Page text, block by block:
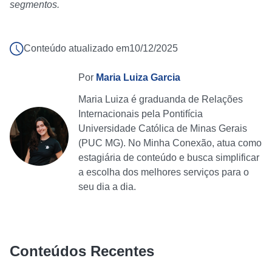
segmentos.
Conteúdo atualizado em10/12/2025
Por Maria Luiza Garcia
Maria Luiza é graduanda de Relações
Internacionais pela Pontifícia
Universidade Católica de Minas Gerais
(PUC MG). No Minha Conexão, atua como
estagiária de conteúdo e busca simplificar
a escolha dos melhores serviços para o
seu dia a dia.
Conteúdos Recentes